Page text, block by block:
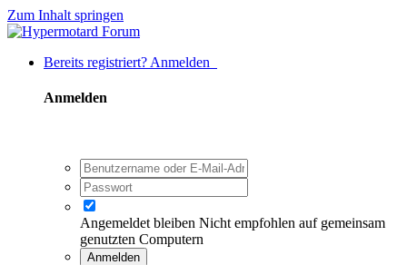
Zum Inhalt springen
Bereits registriert? Anmelden
Anmelden
Angemeldet bleiben Nicht empfohlen auf gemeinsam
genutzten Computern
Anmelden